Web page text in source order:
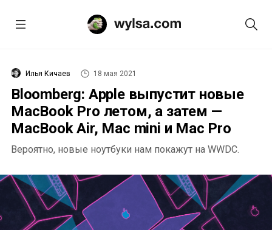
Илья Кичаев 18 мая 2021
Bloomberg: Apple выпустит новые
MacBook Pro летом, а затем —
MacBook Air, Mac mini и Mac Pro
Вероятно, новые ноутбуки нам покажут на WWDC.